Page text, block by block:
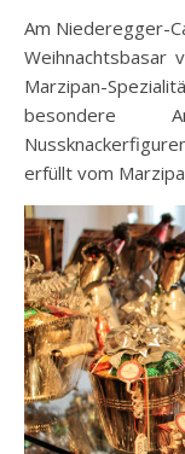
Am Niederegger-
Marzipan-
besondere
erfüllt vom